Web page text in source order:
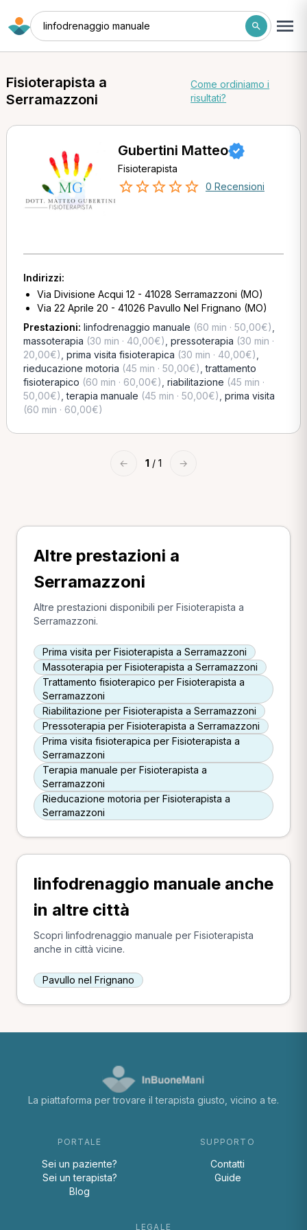
linfodrenaggio manuale
Fisioterapista a
Serramazzoni
Come ordiniamo i
risultati?
Gubertini Matteo
Fisioterapista
0 Recensioni
Indirizzi:
Via Divisione Acqui 12 - 41028 Serramazzoni (MO)
Via 22 Aprile 20 - 41026 Pavullo Nel Frignano (MO)
Prestazioni: linfodrenaggio manuale (60 min · 50,00€)
massoterapia (30 min · 40,00€) pressoterapia (30 min ·
20,00€) prima visita fisioterapica (30 min · 40,00€)
rieducazione motoria (45 min · 50,00€) ,trattamento
fisioterapico (60 min · 60,00€) riabilitazione (45 min ·
50,00€) ,terapia manuale (45 min · 50,00€) prima visita
(60 min · 60,00€)
← 1 / 1 →
Altre prestazioni a
Serramazzoni
Altre prestazioni disponibili per Fisioterapista a
Serramazzoni.
Prima visita per Fisioterapista a Serramazzoni
Massoterapia per Fisioterapista a Serramazzoni
Trattamento fisioterapico per Fisioterapista a
Serramazzoni
Riabilitazione per Fisioterapista a Serramazzoni
Pressoterapia per Fisioterapista a Serramazzoni
Prima visita fisioterapica per Fisioterapista a
Serramazzoni
Terapia manuale per Fisioterapista a
Serramazzoni
Rieducazione motoria per Fisioterapista a
Serramazzoni
linfodrenaggio manuale anche
in altre città
Scopri linfodrenaggio manuale per Fisioterapista
anche in città vicine.
Pavullo nel Frignano
La piattaforma per trovare il terapista giusto, vicino a te.
PORTALE
Sei un paziente?
Sei un terapista?
Blog
SUPPORTO
Contatti
Guide
LEGALE